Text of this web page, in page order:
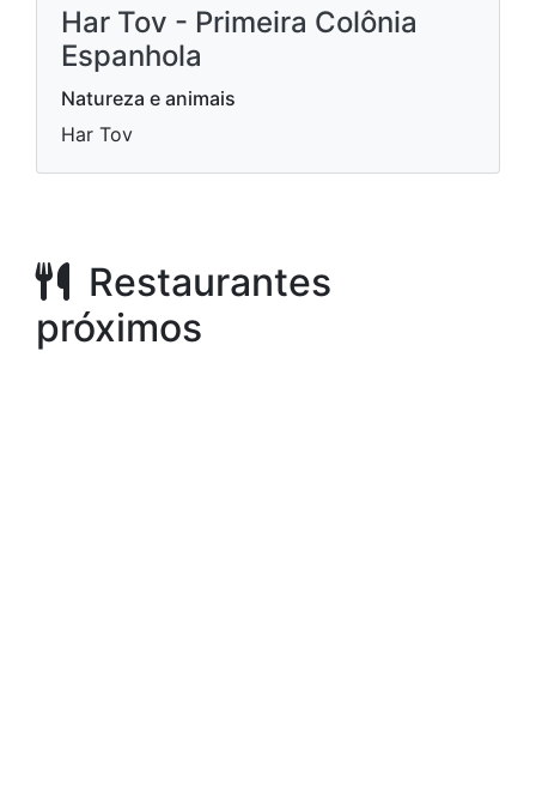
Har Tov - Primeira Colônia
Espanhola
Natureza e animais
Har Tov
Restaurantes
próximos